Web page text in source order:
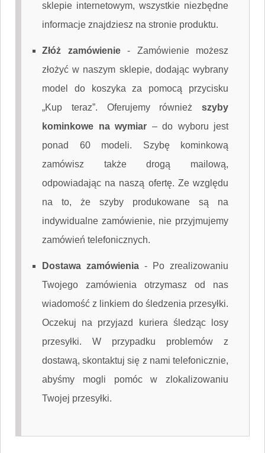
sklepie internetowym, wszystkie niezbędne
informacje znajdziesz na stronie produktu.
Złóż zamówienie- Zamówienie możesz
złożyć w naszym sklepie, dodając wybrany
model do koszyka za pomocą przycisku
„Kup teraz”. Oferujemy również szyby
kominkowe na wymiar – do wyboru jest
ponad 60 modeli. Szybę kominkową
zamówisz także drogą mailową,
odpowiadając na naszą ofertę. Ze względu
na to, że szyby produkowane są na
indywidualne zamówienie, nie przyjmujemy
zamówień telefonicznych.
Dostawa zamówienia -
Po zrealizowaniu
Twojego zamówienia otrzymasz od nas
wiadomość z linkiem do śledzenia przesyłki.
Oczekuj na przyjazd kuriera śledząc losy
przesyłki. W przypadku problemów z
dostawą, skontaktuj się z nami telefonicznie,
abyśmy mogli pomóc w zlokalizowaniu
Twojej przesyłki.